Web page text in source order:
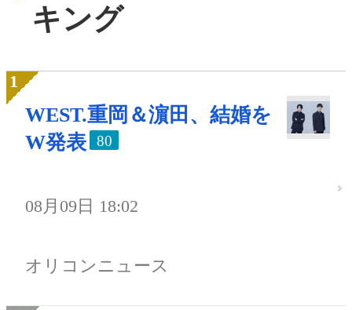
キング
WEST.重岡＆濵田、結婚を
W発表
80
08月09日 18:02
オリコンニュース